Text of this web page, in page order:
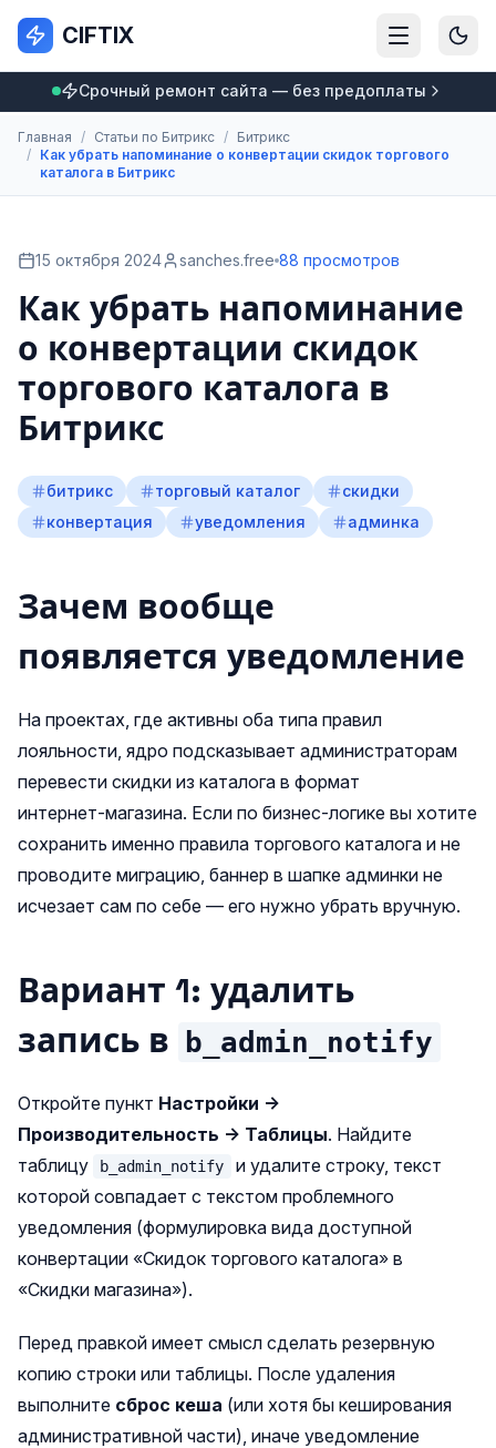
CIFTIX
Срочный ремонт сайта — без предоплаты
Главная / Статьи по Битрикс / Битрикс
/ Как убрать напоминание о конвертации скидок торгового
каталога в Битрикс
15 октября 2024 sanches.free 88 просмотров
Как убрать напоминание
о конвертации скидок
торгового каталога в
Битрикс
битрикс торговый каталог
скидки
конвертация
уведомления админка
Зачем вообще
появляется уведомление
На проектах, где активны оба типа правил
лояльности, ядро подсказывает администраторам
перевести скидки из каталога в формат
интернет‑магазина. Если по бизнес‑логике вы хотите
сохранить именно правила торгового каталога и не
проводите миграцию, баннер в шапке админки не
исчезает сам по себе — его нужно убрать вручную.
Вариант 1: удалить
запись в
b_admin_notify
Откройте пункт Настройки →
Производительность → Таблицы. Найдите
таблицу
b_admin_notify
и удалите строку, текст
которой совпадает с текстом проблемного
уведомления (формулировка вида доступной
конвертации «Скидок торгового каталога» в
«Скидки магазина»).
Перед правкой имеет смысл сделать резервную
копию строки или таблицы. После удаления
выполните сброс кеша (или хотя бы кеширования
административной части), иначе уведомление